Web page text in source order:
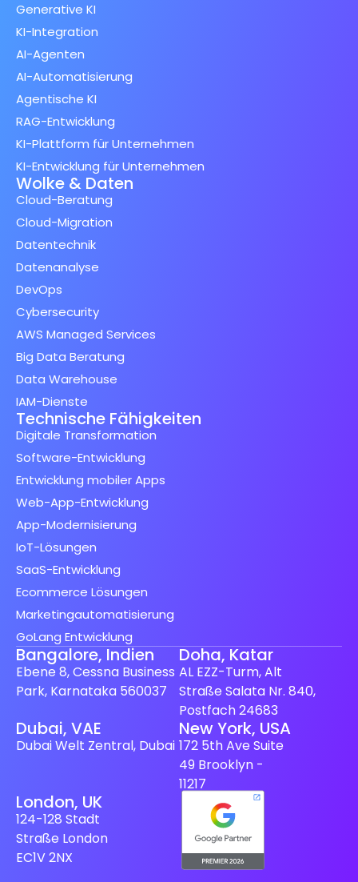
Generative KI
KI-Integration
AI-Agenten
AI-Automatisierung
Agentische KI
RAG-Entwicklung
KI-Plattform für Unternehmen
KI-Entwicklung für Unternehmen
Wolke & Daten
Cloud-Beratung
Cloud-Migration
Datentechnik
Datenanalyse
DevOps
Cybersecurity
AWS Managed Services
Big Data Beratung
Data Warehouse
IAM-Dienste
Technische Fähigkeiten
Digitale Transformation
Software-Entwicklung
Entwicklung mobiler Apps
Web-App-Entwicklung
App-Modernisierung
IoT-Lösungen
SaaS-Entwicklung
Ecommerce Lösungen
Marketingautomatisierung
GoLang Entwicklung
Bangalore, Indien
Ebene 8, Cessna Business
Park, Karnataka 560037
Doha, Katar
AL EZZ-Turm, Alt
Straße Salata Nr. 840,
Postfach 24683
Dubai, VAE
Dubai Welt Zentral, Dubai
New York, USA
172 5th Ave Suite
49 Brooklyn -
11217
London, UK
124-128 Stadt
Straße London
EC1V 2NXFrench
Japanese
Dutch
Finnish
Spanish (Spain)